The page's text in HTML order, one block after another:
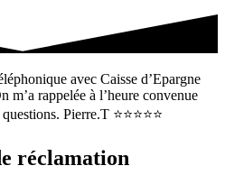
avec Caisse d’Epargne
m’a rappelée à l’heure convenue
Pierre.T ⭐⭐⭐⭐⭐
réclamation